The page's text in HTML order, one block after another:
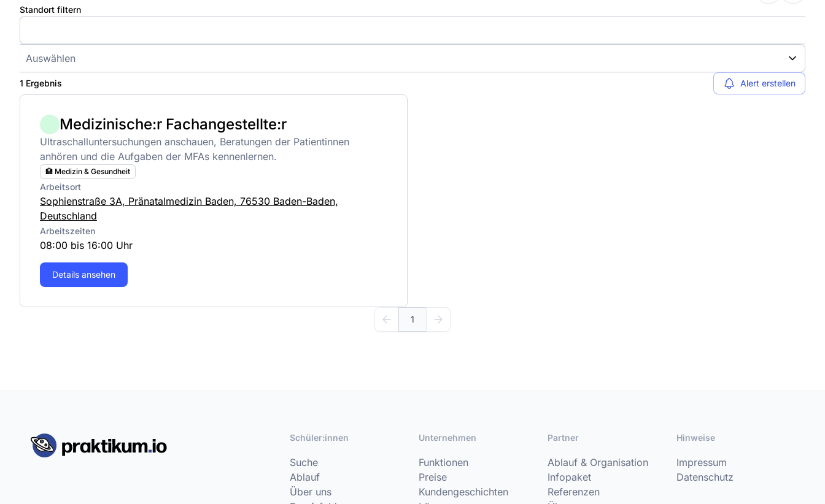
Standort filtern
Auswählen
1 Ergebnis Alert erstellen
Medizinische:r Fachangestellte:r
Ultraschalluntersuchungen anschauen, Beratungen der Patientinnen
anhören und die Aufgaben der MFAs kennenlernen.
🏥 Medizin & Gesundheit
Arbeitsort
Sophienstraße 3A, Pränatalmedizin Baden, 76530 Baden-Baden,
Deutschland
Arbeitszeiten
08:00 bis 16:00 Uhr
Details ansehen
1
Schüler:innen
Suche
Ablauf
Über uns
Unternehmen
Funktionen
Preise
Kundengeschichten
Partner
Ablauf & Organisation
Infopaket
Referenzen
Hinweise
Impressum
Datenschutz